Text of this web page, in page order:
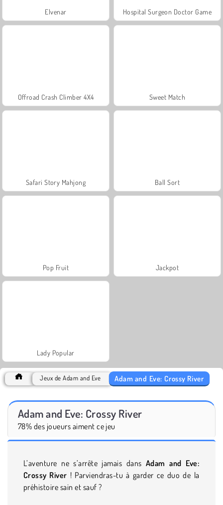
Elvenar Hospital Surgeon Doctor Game
Offroad Crash Climber 4X4 Sweet Match
Safari Story Mahjong Ball Sort
Pop Fruit Jackpot
Lady Popular
Jeux de Adam and Eve Adam and Eve: Crossy River
Adam and Eve: Crossy River
78% des joueurs aiment ce jeu
L’aventure ne s’arrête jamais dans Adam and Eve:
Crossy River ! Parviendras-tu à garder ce duo de la
préhistoire sain et sauf ?